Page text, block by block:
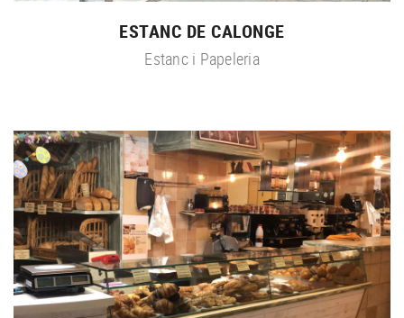
ESTANC DE CALONGE
Estanc i Papeleria